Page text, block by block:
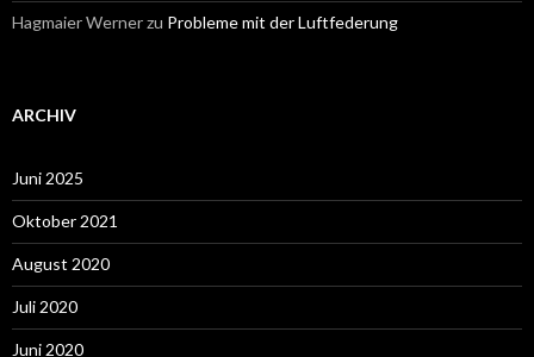
Hagmaier Wernerzu Probleme mit der Luftfederung
ARCHIV
Juni 2025
Oktober 2021
August 2020
Juli 2020
Juni 2020